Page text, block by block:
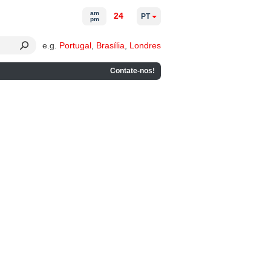
e.g. Portugal Brasília Londres
Contate-nos!
am
pm
24 PT